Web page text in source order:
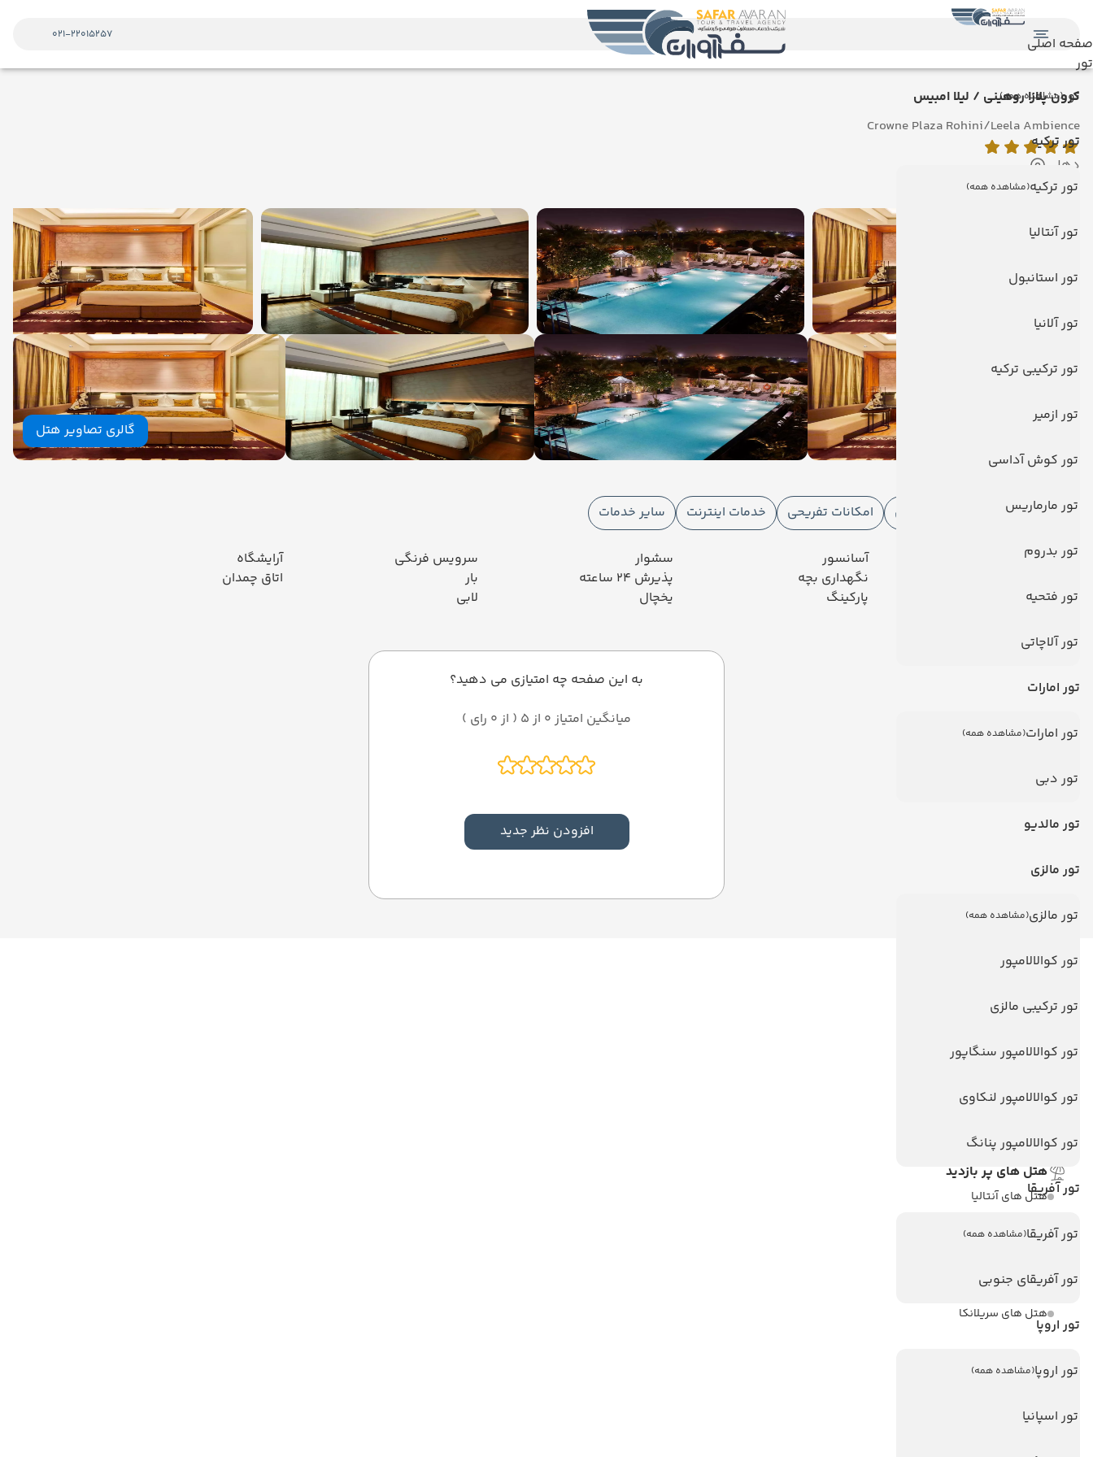
صفحه اصلی
تور
تور(مشاهده همه)
تور ترکیه
تور ترکیه(مشاهده همه)
تور آنتالیا
تور استانبول
تور آلانیا
تور ترکیبی ترکیه
تور ازمیر
تور کوش آداسی
تور مارماریس
تور بدروم
تور فتحیه
تور آلاچاتی
تور امارات
تور امارات(مشاهده همه)
تور دبی
تور مالدیو
تور مالزی
تور مالزی(مشاهده همه)
تور کوالالامپور
تور ترکیبی مالزی
تور کوالالامپور سنگاپور
تور کوالالامپور لنکاوی
تور کوالالامپور پنانگ
تور آفریقا
تور آفریقا(مشاهده همه)
تور آفریقای جنوبی
تور اروپا
تور اروپا(مشاهده همه)
تور اسپانیا
021-22015257
کرون پلازا روهینی / لیلا امبیس
Crowne Plaza Rohini/Leela Ambience
دهلی
نمایش روی نقشه
گالری تصاویر هتل
امکانات هتل
امکانات هتل
امکانات ورزشی امکانات تفریحی خدمات اینترنت سایر خدمات
رستوران
خدمات 24 ساعته در اتاق
آسانسور
نگهداری بچه
پارکینگ
سشوار
پذیرش 24 ساعته
یخچال
سرویس فرنگی
بار
لابی
آرایشگاه
اتاق چمدان
به این صفحه چه امتیازی می دهید؟
میانگین امتیاز 0 از 5 ( از 0 رای )
افزودن نظر جدید
ویزا
درباره ما
تماس با ما
هتل های پر بازدید
هتل های آنتالیا
هتل های استانبول
هتل های اندونزی
هتل های سریلانکا
تورهای پربازدید
تور آنتالیا